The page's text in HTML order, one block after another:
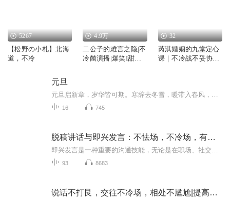
5267
【松野の小札】北海
道，不冷
4.9万
二公子的难言之隐|不
冷菌演播|爆笑I甜宠
32
芮淇婚姻的九堂定心
课｜不冷战不妥协不
元旦
16 745
脱稿讲话与即兴发言：不怯场，不冷场，有气场，能控场
93 8683
说话不打艮，交往不冷场，相处不尴尬|提高情商|话术